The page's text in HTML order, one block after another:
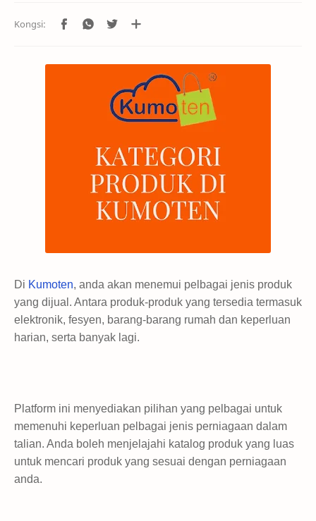
Di Kumoten, anda akan menemui pelbagai jenis produk
yang dijual. Antara produk-produk yang tersedia termasuk
elektronik, fesyen, barang-barang rumah dan keperluan
harian, serta banyak lagi.
Platform ini menyediakan pilihan yang pelbagai untuk
memenuhi keperluan pelbagai jenis perniagaan dalam
talian. Anda boleh menjelajahi katalog produk yang luas
untuk mencari produk yang sesuai dengan perniagaan
anda.